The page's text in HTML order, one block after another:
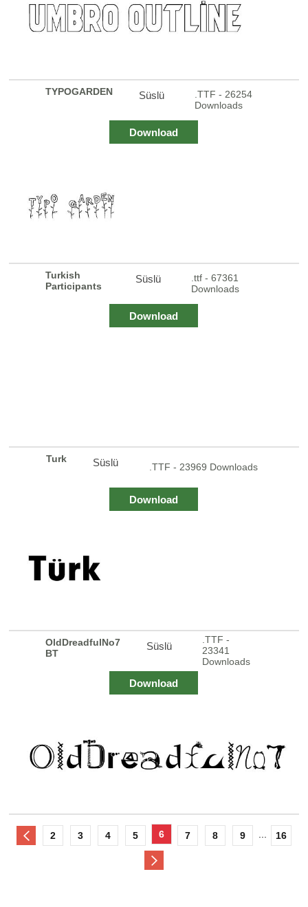
TYPOGARDEN Süslü
.TTF - 26254
Downloads
Download
Turkish
Participants
Süslü
.ttf - 67361
Downloads
Download
Turk Süslü .TTF - 23969 Downloads
Download
OldDreadfulNo7
BT
Süslü
.TTF -
23341
Downloads
Download
2 3 4 5 6 7 8 9 16